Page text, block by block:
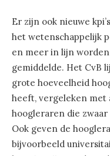
Er zijn ook nieuwe
het wetenschappelijk
en meer in lijn
gemiddelde. Het CvB
grote hoeveelheid
heeft, vergeleken met
hoogleraren die
Ook geven de
bijvoorbeeld